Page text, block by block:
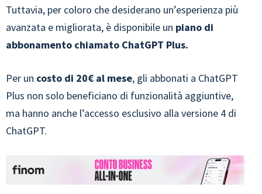
Tuttavia, per coloro che desiderano un’esperienza più
avanzata e migliorata, è disponibile un piano di
abbonamento chiamato ChatGPT Plus.
Per un costo di 20€ al mese, gli abbonati a ChatGPT
Plus non solo beneficiano di funzionalità aggiuntive,
ma hanno anche l’accesso esclusivo alla versione 4 di
ChatGPT.